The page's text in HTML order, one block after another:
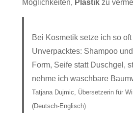
Möglichkeiten, Plastik zu
Bei Kosmetik setze ich so
Unverpacktes: Shampoo
Form, Seife statt Duschgel,
nehme ich waschbare
Tatjana Dujmic, Übersetzerin für
(Deutsch-Englisch)